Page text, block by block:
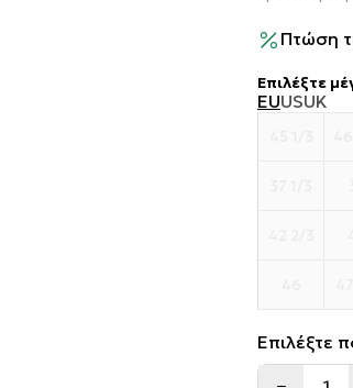
Πτώση
Επιλέξτε
EUUSUK
Επιλέξτε